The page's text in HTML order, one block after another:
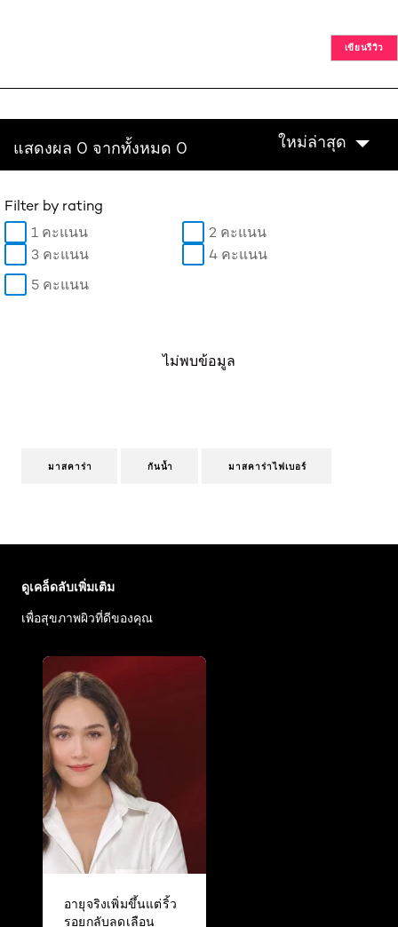
เขียนรีวิว
แสดงผล 0 จากทั้งหมด 0 ใหม่ล่าสุด
Filter by rating
1 คะแนน
2 คะแนน
3 คะแนน
4 คะแนน
5 คะแนน
ไม่พบข้อมูล
มาสคาร่า กันน้ำ มาสคาร่าไฟเบอร์
ดูเคล็ดลับเพิ่มเติม
เพื่อสุขภาพผิวที่ดีของคุณ
อายุจริงเพิ่มขึ้นแต่ริ้ว
รอยกลับลดเลือน